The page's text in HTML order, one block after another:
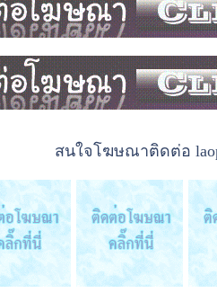
สนใจโฆษณาติดต่อ